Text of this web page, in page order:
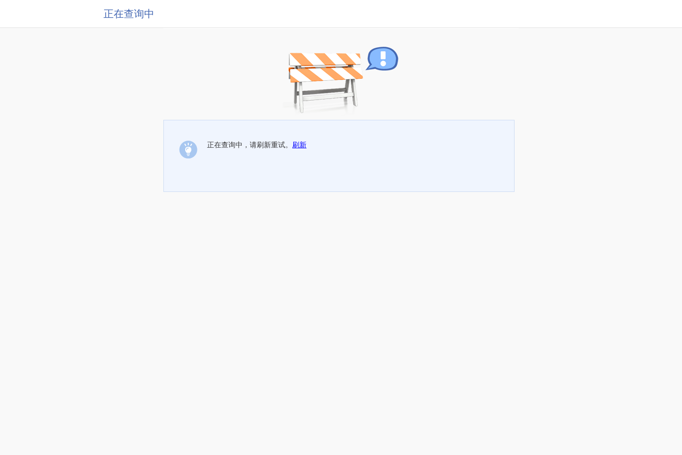
正在查询中
正在查询中，请刷新重试。 刷新